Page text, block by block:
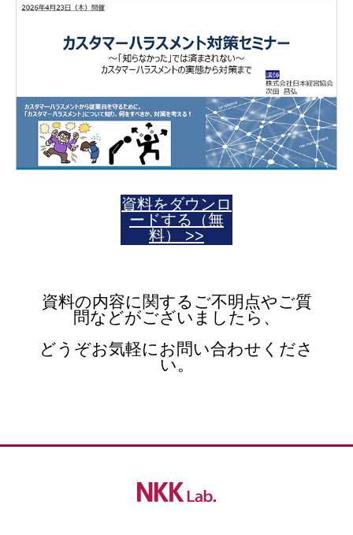
資料をダウンロ
ードする（無
料） >>
資料の内容に関するご不明点やご質
問などがございましたら、
どうぞお気軽にお問い合わせくださ
い。